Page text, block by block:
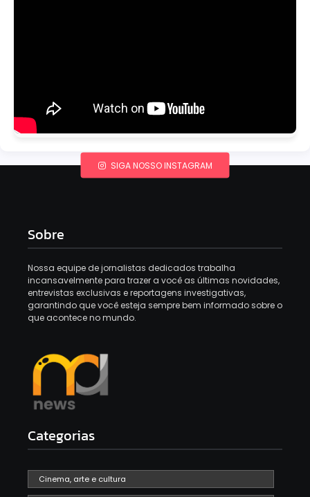
SIGA NOSSO INSTAGRAM
Sobre
Nossa equipe de jornalistas dedicados trabalha
incansavelmente para trazer a você as últimas novidades,
entrevistas exclusivas e reportagens investigativas,
garantindo que você esteja sempre bem informado sobre o
que acontece no mundo.
Categorias
Cinema, arte e cultura